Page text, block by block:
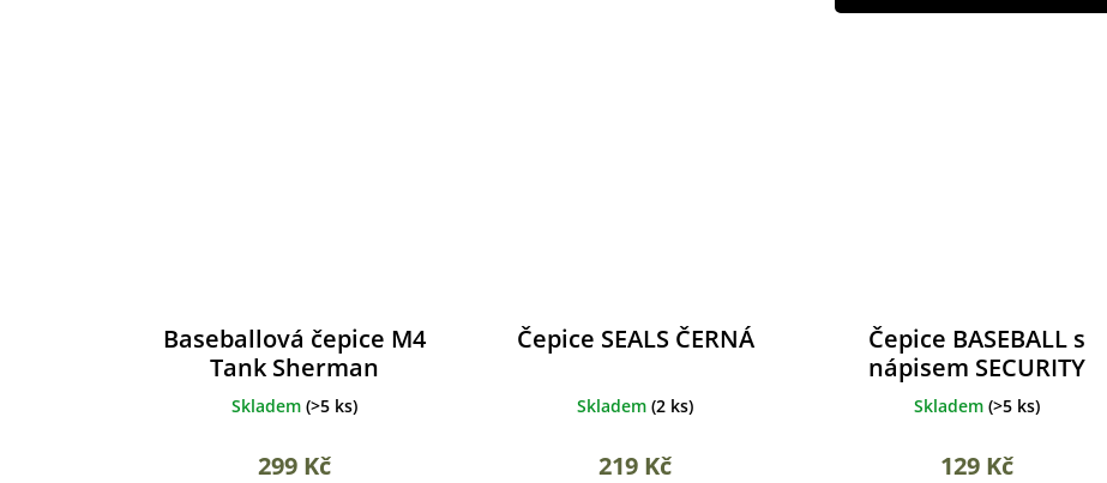
Baseballová čepice M4
Tank Sherman
Skladem (>5 ks)
299 Kč
Čepice SEALS ČERNÁ
Skladem(2 ks)
219 Kč
Čepice BASEBALL s
nápisem SECURITY
Skladem (>5 ks)
129 Kč